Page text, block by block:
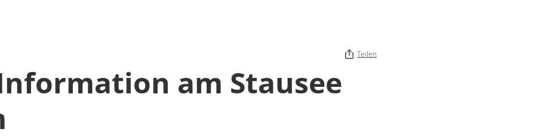
Teilen
am Stausee